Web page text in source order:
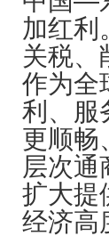
加红利
关税、
作为全
利、服
更顺畅
层次通
扩大提
经济高